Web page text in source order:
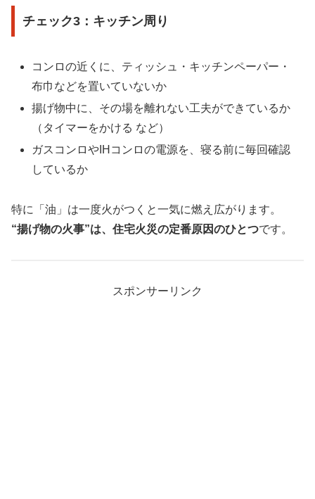
チェック3：キッチン周り
コンロの近くに、ティッシュ・キッチンペーパー・
布巾などを置いていないか
揚げ物中に、その場を離れない工夫ができているか
（タイマーをかける など）
ガスコンロやIHコンロの電源を、寝る前に毎回確認
しているか
特に「油」は一度火がつくと一気に燃え広がります。
“揚げ物の火事”は、住宅火災の定番原因のひとつです。
スポンサーリンク